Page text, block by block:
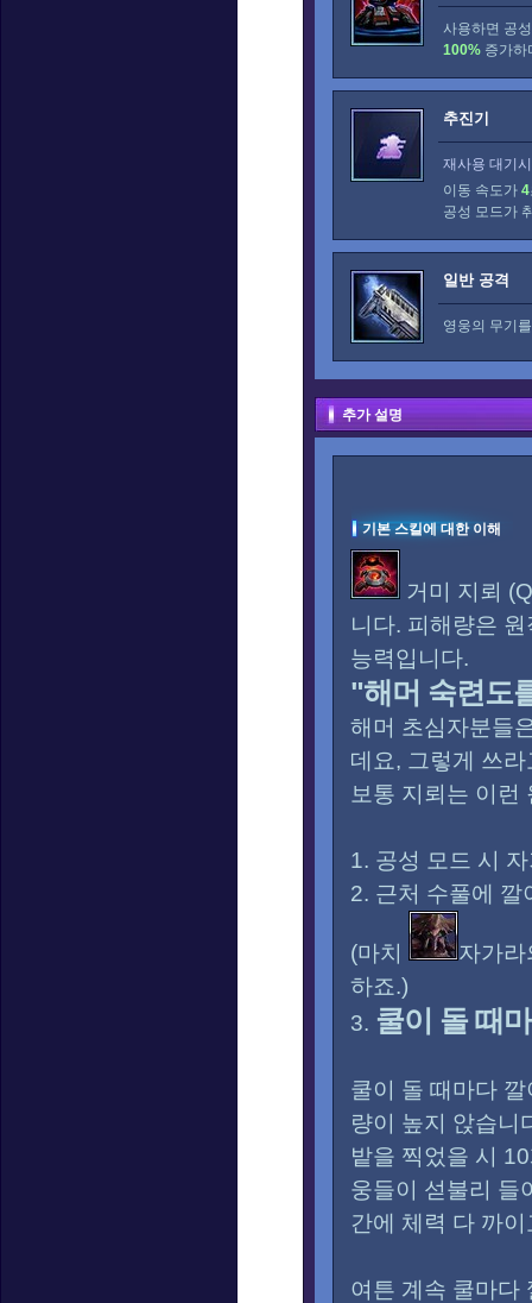
사용하면 공
100% 증가
추진기
재사용 대기
이동 속도가 4
공성 모드가
일반 공격
영웅의 무기
추가 설명
기본 스킬에 대한 이해
거미 지뢰
니다. 피해량은
능력입니다.
"해머 숙련도
해머 초심자분들
데요, 그렇게 쓰
보통 지뢰는 이런
1. 공성 모드 시
2. 근처 수풀에 깔
(마치
자가
하죠.)
3. 쿨이 돌 때
쿨이 돌 때마다
량이 높지 앉습니
밭을 찍었을 시
웅들이 섣불리 들
간에 체력 다 까
여튼 계속 쿨마다